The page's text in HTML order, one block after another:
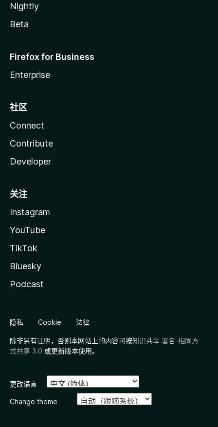
Nightly
Beta
Firefox for Business
Enterprise
社区
Connect
Contribute
Developer
关注
Instagram
YouTube
TikTok
Bluesky
Podcast
隐私 Cookie 法律
除非另有注明，否则本网站上的内容可按知识共享 署名-相同方
式共享 3.0 或更新版本使用。
更改语言
Change theme